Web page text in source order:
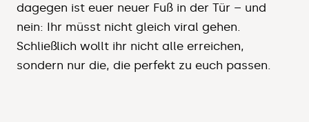
dagegen ist euer neuer Fuß in der Tür – und
nein: Ihr müsst nicht gleich viral gehen.
Schließlich wollt ihr nicht alle erreichen,
sondern nur die, die perfekt zu euch passen.